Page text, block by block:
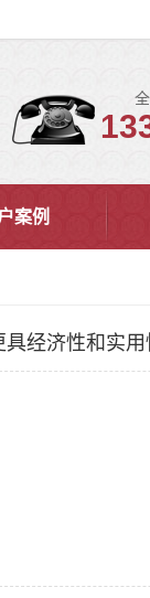
案例
经济性和实用